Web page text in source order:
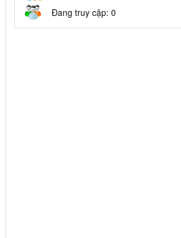
Đang truy cập: 0